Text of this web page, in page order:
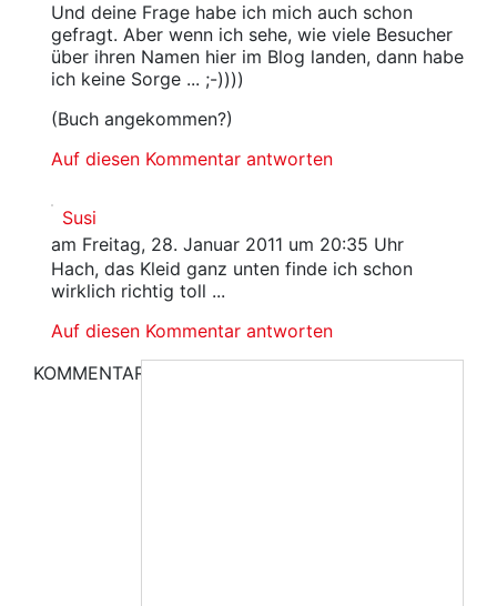
Und deine Frage habe ich mich auch schon
gefragt. Aber wenn ich sehe, wie viele Besucher
über ihren Namen hier im Blog landen, dann habe
ich keine Sorge ... ;-))))
(Buch angekommen?)
Auf diesen Kommentar antworten
Susi
am Freitag, 28. Januar 2011 um 20:35 Uhr
Hach, das Kleid ganz unten finde ich schon
wirklich richtig toll ...
Auf diesen Kommentar antworten
KOMMENTAR